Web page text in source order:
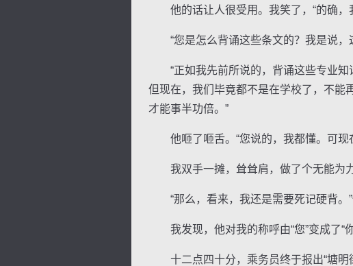
他的话让人很受用。我笑了，“的确，
“您是怎么背诵这些条文的？我是说，
“正如我先前所说的，背诵这些专业知
但现在，我们毕竟都不是在学校了，不能
才能事半功倍。”
他咂了咂舌。“您说的，我都懂。可现
我双手一摊，耸耸肩，做了个无能为力
“那么，看来，我还是需要死记硬背。”
我发现，他对我的称呼由“您”变成了“
十二点四十分，乘务员终于报出“塘明